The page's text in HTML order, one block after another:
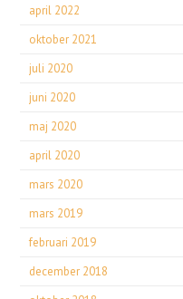
april 2022
oktober 2021
juli 2020
juni 2020
maj 2020
april 2020
mars 2020
mars 2019
februari 2019
december 2018